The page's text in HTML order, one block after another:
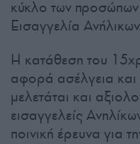
κύκλο των προσώπων
Εισαγγελία Ανήλικων.
Η κατάθεση του
αφορά ασέλγεια
μελετάται και
εισαγγελείς
ποινική έρευνα για